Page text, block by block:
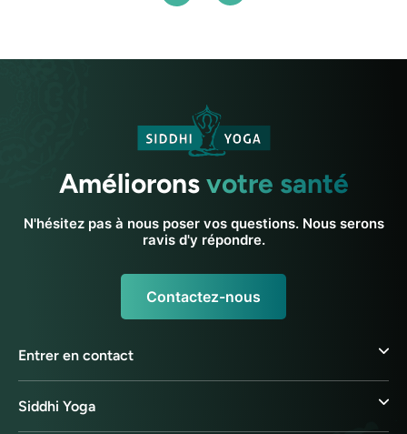
Amélioronsvotre santé
N'hésitez pas à nous poser vos questions. Nous serons
ravis d'y répondre.
Contactez-nous
Entrer en contact
Siddhi Yoga